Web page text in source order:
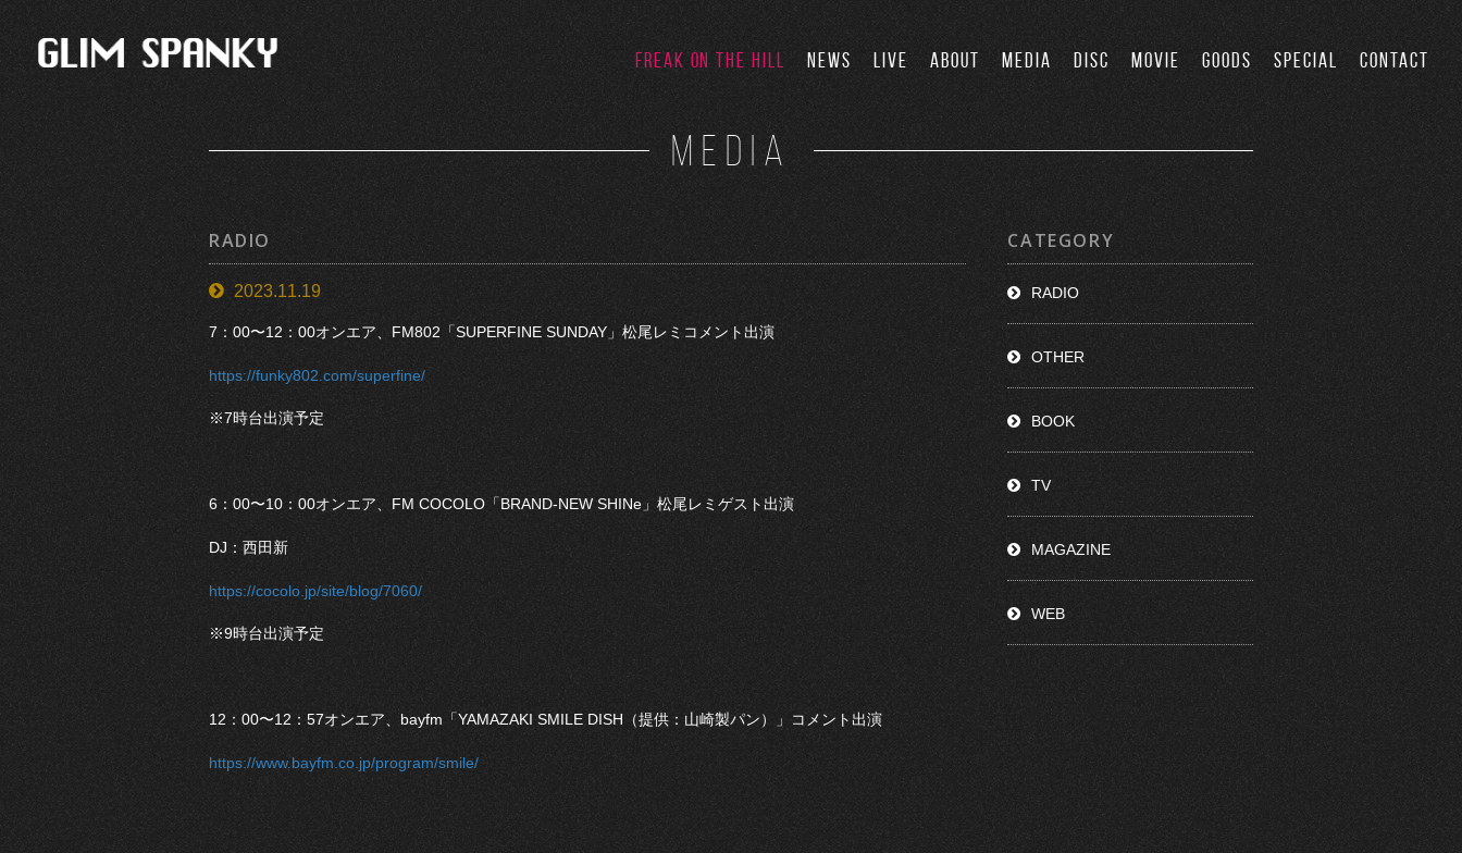
FREAK ON THE HILL NEWS LIVE ABOUT MEDIA DISC MOVIE GOODS SPECIAL CONTACT
MEDIA
RADIO
2023.11.19
7：00〜12：00オンエア、FM802「SUPERFINE SUNDAY」松尾レミコメント出演
https://funky802.com/superfine/
※7時台出演予定
6：00〜10：00オンエア、FM COCOLO「BRAND-NEW SHINe」松尾レミゲスト出演
DJ：西田新
https://cocolo.jp/site/blog/7060/
※9時台出演予定
12：00〜12：57オンエア、bayfm「YAMAZAKI SMILE DISH（提供：山崎製パン）」コメント出演
https://www.bayfm.co.jp/program/smile/
CATEGORY
RADIO
OTHER
BOOK
TV
MAGAZINE
WEB